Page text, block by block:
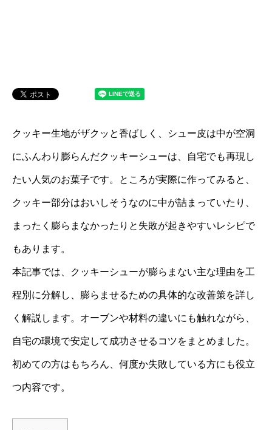
クッキー生地がザクッと香ばしく、シュー皮は中が空洞
にふんわり膨らんだクッキーシューは、自宅でも再現し
たい人気のお菓子です。ところが実際に作ってみると、
クッキー部分はおいしそうなのに中が詰まっていたり、
まったく膨らまなかったりと失敗が起きやすいレシピで
もあります。
本記事では、クッキーシューが膨らまない主な理由を工
程別に分解し、膨らませるための具体的な改善策を詳し
く解説します。オーブンや材料の違いにも触れながら、
自宅の環境で安定して成功させるコツをまとめました。
初めての方はもちろん、何度か失敗している方にも役立
つ内容です。